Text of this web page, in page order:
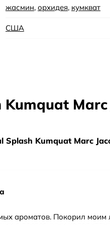
вы будете
жасмин, орхидея, кумкват
США
День
Kumquat
Splash Kumquat Marc
ароматов. Покорил